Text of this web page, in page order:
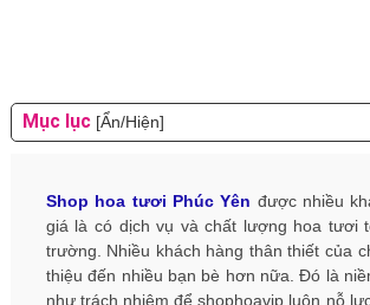
Mục lục [Ẩn/Hiện]
Shop hoa tươi Phúc Yên được nhiều
giá là có dịch vụ và chất lượng hoa tươi
trường. Nhiều khách hàng thân thiết của
thiệu đến nhiều bạn bè hơn nữa. Đó là
như trách nhiệm để shophoavip luôn nỗ